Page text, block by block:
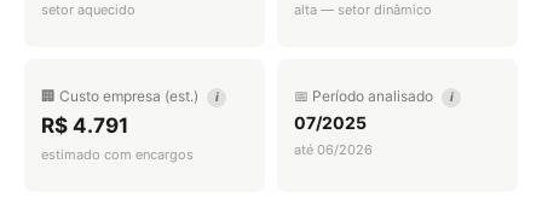
setor aquecido alta — setor dinâmico
🏢 Custo empresa (est.) i
R$ 4.791
estimado com encargos
📅 Período analisado i
07/2025
até 06/2026